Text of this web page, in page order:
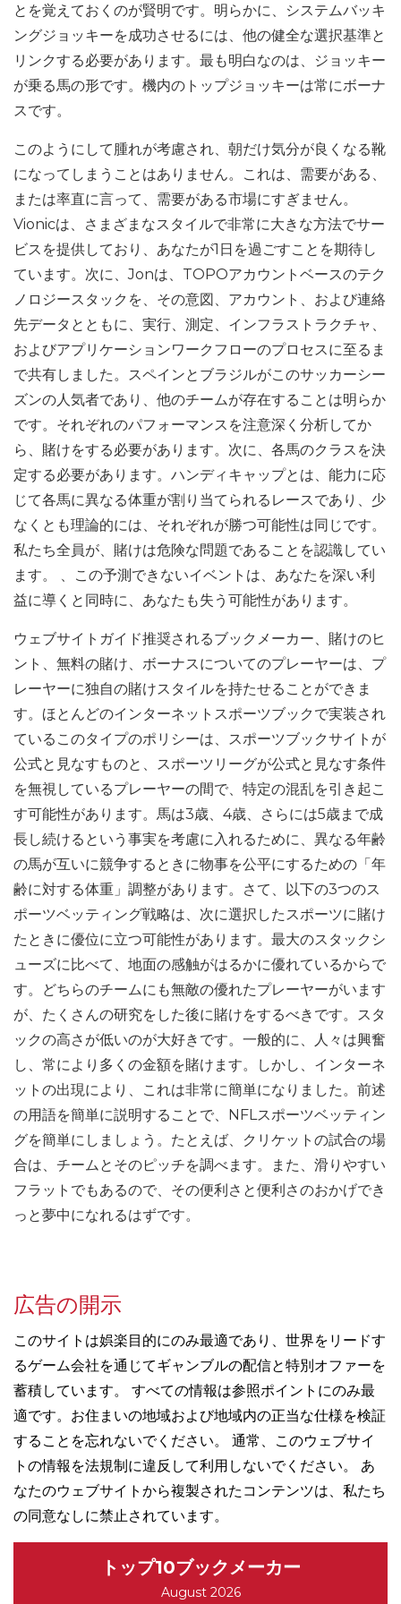
とを覚えておくのが賢明です。明らかに、システムバッキ
ングジョッキーを成功させるには、他の健全な選択基準と
リンクする必要があります。最も明白なのは、ジョッキー
が乗る馬の形です。機内のトップジョッキーは常にボーナ
スです。
このようにして腫れが考慮され、朝だけ気分が良くなる靴
になってしまうことはありません。これは、需要がある、
または率直に言って、需要がある市場にすぎません。
Vionicは、さまざまなスタイルで非常に大きな方法でサー
ビスを提供しており、あなたが1日を過ごすことを期待し
ています。次に、Jonは、TOPOアカウントベースのテク
ノロジースタックを、その意図、アカウント、および連絡
先データとともに、実行、測定、インフラストラクチャ、
およびアプリケーションワークフローのプロセスに至るま
で共有しました。スペインとブラジルがこのサッカーシー
ズンの人気者であり、他のチームが存在することは明らか
です。それぞれのパフォーマンスを注意深く分析してか
ら、賭けをする必要があります。次に、各馬のクラスを決
定する必要があります。ハンディキャップとは、能力に応
じて各馬に異なる体重が割り当てられるレースであり、少
なくとも理論的には、それぞれが勝つ可能性は同じです。
私たち全員が、賭けは危険な問題であることを認識してい
ます。 、この予測できないイベントは、あなたを深い利
益に導くと同時に、あなたも失う可能性があります。
ウェブサイトガイド推奨されるブックメーカー、賭けのヒ
ント、無料の賭け、ボーナスについてのプレーヤーは、プ
レーヤーに独自の賭けスタイルを持たせることができま
す。ほとんどのインターネットスポーツブックで実装され
ているこのタイプのポリシーは、スポーツブックサイトが
公式と見なすものと、スポーツリーグが公式と見なす条件
を無視しているプレーヤーの間で、特定の混乱を引き起こ
す可能性があります。馬は3歳、4歳、さらには5歳まで成
長し続けるという事実を考慮に入れるために、異なる年齢
の馬が互いに競争するときに物事を公平にするための「年
齢に対する体重」調整があります。さて、以下の3つのス
ポーツベッティング戦略は、次に選択したスポーツに賭け
たときに優位に立つ可能性があります。最大のスタックシ
ューズに比べて、地面の感触がはるかに優れているからで
す。どちらのチームにも無敵の優れたプレーヤーがいます
が、たくさんの研究をした後に賭けをするべきです。スタ
ックの高さが低いのが大好きです。一般的に、人々は興奮
し、常により多くの金額を賭けます。しかし、インターネ
ットの出現により、これは非常に簡単になりました。前述
の用語を簡単に説明することで、NFLスポーツベッティン
グを簡単にしましょう。たとえば、クリケットの試合の場
合は、チームとそのピッチを調べます。また、滑りやすい
フラットでもあるので、その便利さと便利さのおかげでき
っと夢中になれるはずです。
広告の開示
このサイトは娯楽目的にのみ最適であり、世界をリードす
るゲーム会社を通じてギャンブルの配信と特別オファーを
蓄積しています。 すべての情報は参照ポイントにのみ最
適です。お住まいの地域および地域内の正当な仕様を検証
することを忘れないでください。 通常、このウェブサイ
トの情報を法規制に違反して利用しないでください。 あ
なたのウェブサイトから複製されたコンテンツは、私たち
の同意なしに禁止されています。
トップ10ブックメーカー
August 2026